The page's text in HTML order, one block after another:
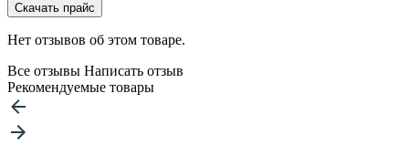
Скачать прайс
Нет отзывов об этом товаре.
Все отзывы Написать отзыв
Рекомендуемые товары